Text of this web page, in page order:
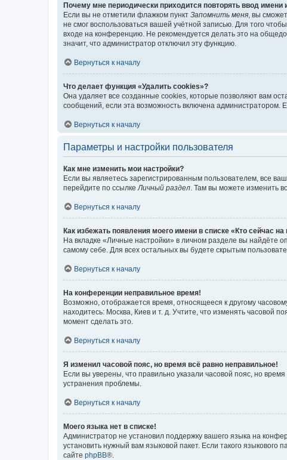
Почему мне периодически приходится повторять ввод имени
Если вы не отметили флажком пункт Запомнить меня , вы
не смог воспользоваться вашей учётной записью. Для того
входе на конференцию. Не рекомендуется делать это на
значит, что администратор отключил эту функцию.
Вернуться к началу
Что делает функция «Удалить cookies»?
Она удаляет все созданные cookies, которые позволяют вам
сообщений, если эта возможность включена
Вернуться к началу
Параметры и настройки пользователя
Как мне изменить мои настройки?
Если вы являетесь зарегистрированным пользователем, все
перейдите по ссылке Личный раздел . Там вы можете изменить
Вернуться к началу
Как избежать появления моего имени в списке «Кто сейчас
На вкладке «Личные настройки» в личном разделе вы найдёте
самому себе. Для всех остальных вы будете скрытым
Вернуться к началу
На конференции неправильное время!
Возможно, отображается время, относящееся к другому
находитесь: Москва, Киев и т. д. Учтите, что изменять часовой
момент сделать это.
Вернуться к началу
Я изменил часовой пояс, но время всё равно неправильное!
Если вы уверены, что правильно указали часовой пояс, но
устранения проблемы.
Вернуться к началу
Моего языка нет в списке!
Администратор не установил поддержку вашего языка на
установить нужный вам языковой пакет. Если такого
сайте phpBB®.